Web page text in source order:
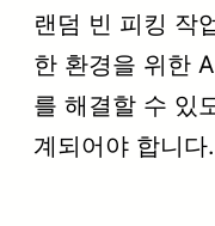
랜덤 빈 피킹 작
한 환경을 위한
를 해결할 수 있
계되어야 합니다.